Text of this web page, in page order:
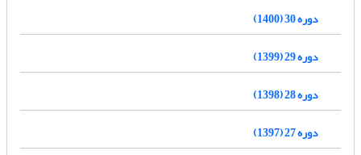
دوره 30 (1400)
دوره 29 (1399)
دوره 28 (1398)
دوره 27 (1397)